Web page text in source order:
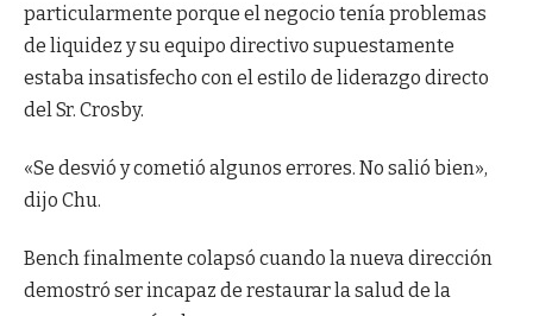
particularmente porque el negocio tenía problemas
de liquidez y su equipo directivo supuestamente
estaba insatisfecho con el estilo de liderazgo directo
del Sr. Crosby.
«Se desvió y cometió algunos errores. No salió bien»,
dijo Chu.
Bench finalmente colapsó cuando la nueva dirección
demostró ser incapaz de restaurar la salud de la